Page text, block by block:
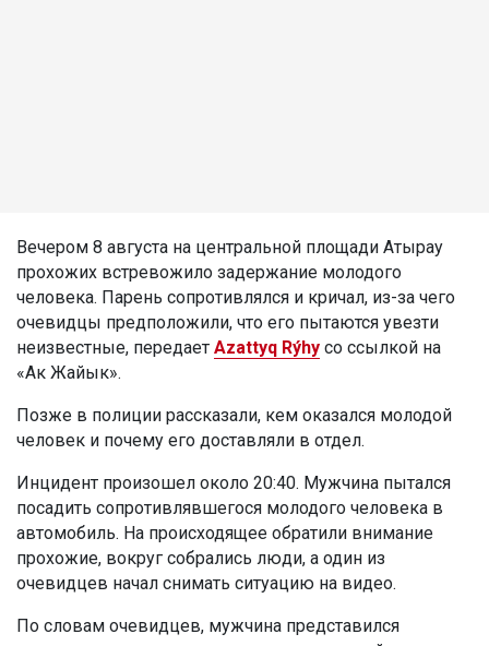
Вечером 8 августа на центральной площади Атырау
прохожих встревожило задержание молодого
человека. Парень сопротивлялся и кричал, из-за чего
очевидцы предположили, что его пытаются увезти
неизвестные, передает Azattyq Rýhy со ссылкой на
«Ак Жайык».
Позже в полиции рассказали, кем оказался молодой
человек и почему его доставляли в отдел.
Инцидент произошел около 20:40. Мужчина пытался
посадить сопротивлявшегося молодого человека в
автомобиль. На происходящее обратили внимание
прохожие, вокруг собрались люди, а один из
очевидцев начал снимать ситуацию на видео.
По словам очевидцев, мужчина представился